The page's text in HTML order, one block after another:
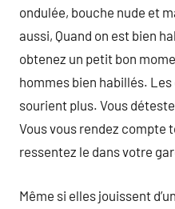
ondulée, bouche nude et
aussi, Quand on est bien
obtenez un petit bon
hommes bien habillés.
sourient plus. Vous
Vous vous rendez compte
ressentez le dans votre
Même si elles jouissent